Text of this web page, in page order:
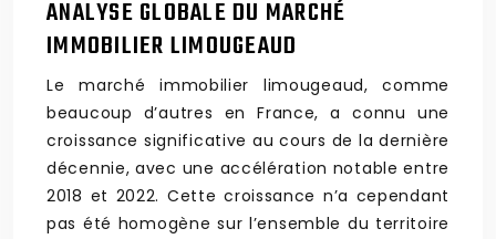
ANALYSE GLOBALE DU MARCHÉ
IMMOBILIER LIMOUGEAUD
Le marché immobilier limougeaud, comme
beaucoup d’autres en France, a connu une
croissance significative au cours de la dernière
décennie, avec une accélération notable entre
2018 et 2022. Cette croissance n’a cependant
pas été homogène sur l’ensemble du territoire